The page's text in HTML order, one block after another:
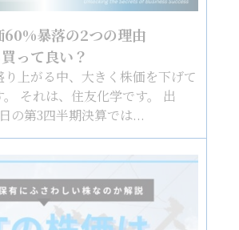
60%暴落の2つの理由
って良い？
上がる中、大きく株価を下げて
それは、住友化学です。 出
の第3四半期決算では...